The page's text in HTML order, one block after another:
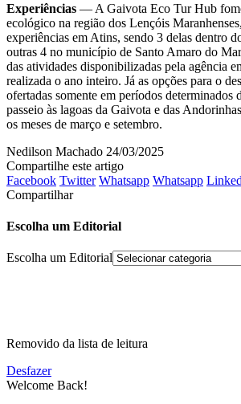
Experiências — A Gaivota Eco Tur Hub
ecológico na região dos Lençóis
experiências em Atins, sendo 3 delas dentro
outras 4 no município de Santo Amaro do
das atividades disponibilizadas pela agência
realizada o ano inteiro. Já as opções para o
ofertadas somente em períodos determinados
passeio às lagoas da Gaivota e das
os meses de março e setembro.
Nedilson Machado 24/03/2025
Compartilhe este artigo
Facebook Twitter Whatsapp Whatsapp
Compartilhar
Escolha um Editorial
Escolha um Editorial
Removido da lista de leitura
Desfazer
Welcome Back!